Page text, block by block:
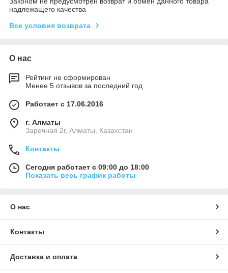
надлежащего качества
Все условия возврата
О нас
Рейтинг не сформирован
Менее 5 отзывов за последний год
Работает с 17.06.2016
г. Алматы
Заречная 2г, Алматы, Казахстан
Контакты
Сегодня работает с 09:00 до 18:00
Показать весь график работы
О нас
Контакты
Доставка и оплата